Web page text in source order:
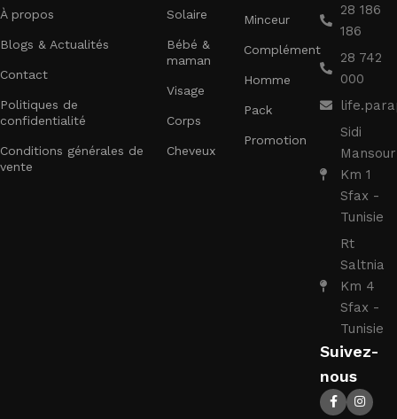
À propos
Blogs & Actualités
Contact
Politiques de
confidentialité
Conditions générales de
vente
Solaire
Bébé &
maman
Visage
Corps
Cheveux
Minceur
Complément
Homme
Pack
Promotion
28 186
186
28 742
000
Sidi
Mansour
Km 1
Sfax -
Tunisie
Rt
Saltnia
Km 4
Sfax -
Tunisie
Suivez-
nous